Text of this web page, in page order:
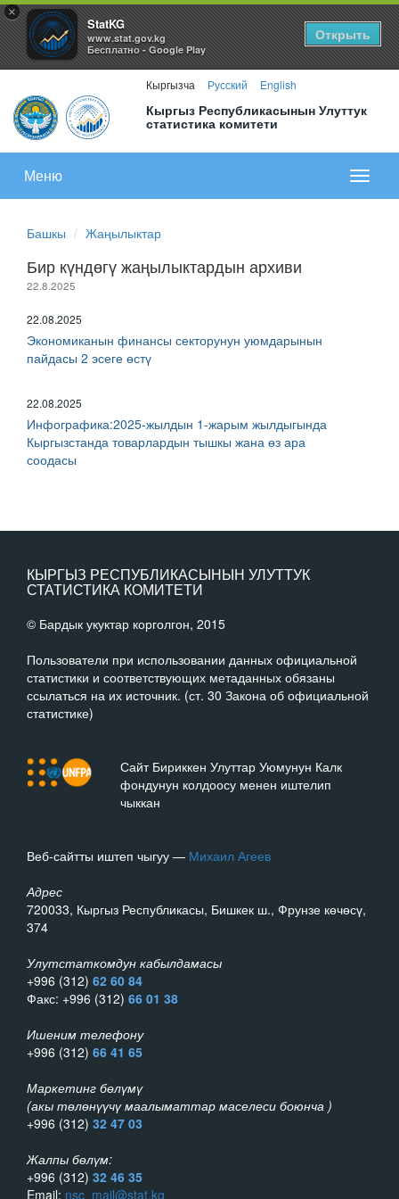
×
StatKG
www.stat.gov.kg
Бесплатно - Google Play
Открыть
Кыргызча Русский English
Кыргыз Республикасынын Улуттук
статистика комитети
меню
Меню
Башкы Жаңылыктар
Бир күндөгү жаңылыктардын архиви
22.8.2025
22.08.2025
Экономиканын финансы секторунун уюмдарынын
пайдасы 2 эсеге өстү
22.08.2025
Инфографика:2025-жылдын 1-жарым жылдыгында
Кыргызстанда товарлардын тышкы жана өз ара
соодасы
КЫРГЫЗ РЕСПУБЛИКАСЫНЫН УЛУТТУК
СТАТИСТИКА КОМИТЕТИ
© Бардык укуктар корголгон, 2015
Пользователи при использовании данных официальной
статистики и соответствующих метаданных обязаны
ссылаться на их источник. (ст. 30 Закона об официальной
статистике)
Сайт Бириккен Улуттар Уюмунун Калк
фондунун колдоосу менен иштелип
чыккан
Веб-сайтты иштеп чыгуу — Михаил Агеев
Адрес
720033, Кыргыз Республикасы, Бишкек ш., Фрунзе көчөсү,
374
Улутстаткомдун кабылдамасы
+996 (312) 62 60 84
Факс: +996 (312) 66 01 38
Ишеним телефону
+996 (312) 66 41 65
Маркетинг бөлүмү
(акы төлөнүүчү маалыматтар маселеси боюнча )
+996 (312) 32 47 03
Жалпы бөлүм:
+996 (312) 32 46 35
Email: nsc_mail@stat.kg